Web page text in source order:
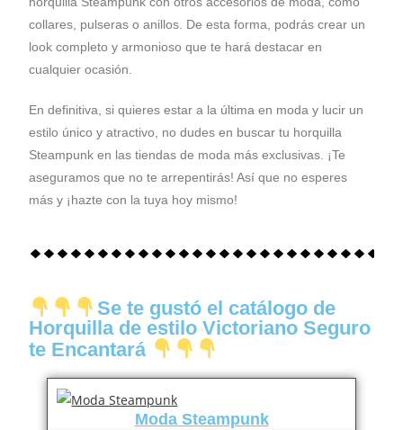
collares, pulseras o anillos. De esta forma, podrás crear un
look completo y armonioso que te hará destacar en
cualquier ocasión.
En definitiva, si quieres estar a la última en moda y lucir un
estilo único y atractivo, no dudes en buscar tu horquilla
Steampunk en las tiendas de moda más exclusivas. ¡Te
aseguramos que no te arrepentirás! Así que no esperes
más y ¡hazte con la tuya hoy mismo!
Se te gustó el catálogo de
Horquilla de estilo Victoriano Seguro
te Encantará
Moda Steampunk